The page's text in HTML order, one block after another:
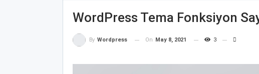
WordPress Tema Fonksiyon
By Wordpress On May 8, 2021 3